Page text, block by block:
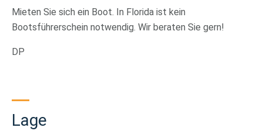
Mieten Sie sich ein Boot. In Florida ist kein
Bootsführerschein notwendig. Wir beraten Sie gern!
DP
Lage